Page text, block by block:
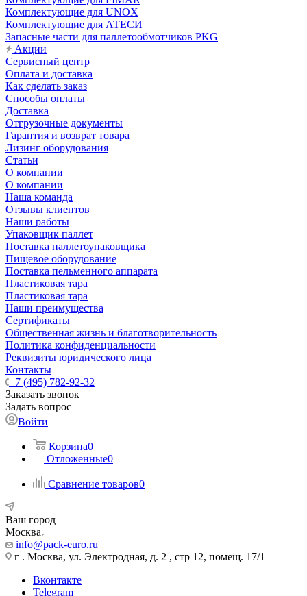
Комплектующие для UNOX
Комплектующие для АТЕСИ
Запасные части для паллетообмотчиков PKG
Акции
Сервисный центр
Оплата и доставка
Как сделать заказ
Способы оплаты
Доставка
Отгрузочные документы
Гарантия и возврат товара
Лизинг оборудования
Статьи
О компании
О компании
Наша команда
Отзывы клиентов
Наши работы
Упаковщик паллет
Поставка паллетоупаковщика
Пищевое оборудование
Поставка пельменного аппарата
Пластиковая тара
Пластиковая тара
Наши преимущества
Сертификаты
Общественная жизнь и благотворительность
Политика конфиденциальности
Реквизиты юридического лица
Контакты
+7 (495) 782-92-32
Заказать звонок
Задать вопрос
Войти
Корзина0
Отложенные0
Сравнение товаров0
Ваш город
Москва
info@pack-euro.ru
г . Москва, ул. Электродная, д. 2 , стр 12, помещ. 17/1
Вконтакте
Telegram